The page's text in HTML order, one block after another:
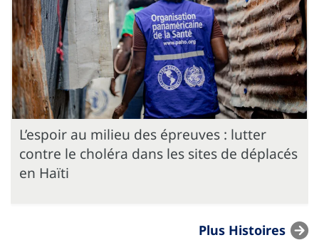
L’espoir au milieu des épreuves : lutter
contre le choléra dans les sites de déplacés
en Haïti
Plus Histoires